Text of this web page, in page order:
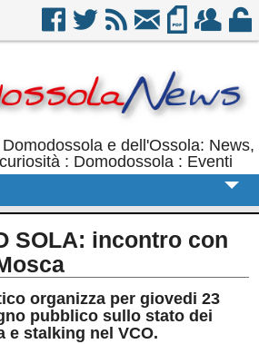
e dell'Ossola: News,
: Domodossola : Eventi
SOLA: incontro con
organizza per giovedi 23
pubblico sullo stato dei
e stalking nel VCO.